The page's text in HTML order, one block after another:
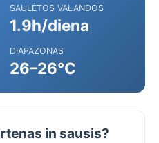
SAULĖTOS VALANDOS
1.9h/diena
DIAPAZONAS
26–26°C
in sausis?